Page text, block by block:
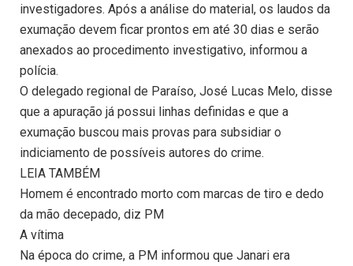
investigadores. Após a análise do material, os laudos da
exumação devem ficar prontos em até 30 dias e serão
anexados ao procedimento investigativo, informou a
polícia.
O delegado regional de Paraíso, José Lucas Melo, disse
que a apuração já possui linhas definidas e que a
exumação buscou mais provas para subsidiar o
indiciamento de possíveis autores do crime.
LEIA TAMBÉM
Homem é encontrado morto com marcas de tiro e dedo
da mão decepado, diz PM
A vítima
Na época do crime, a PM informou que Janari era